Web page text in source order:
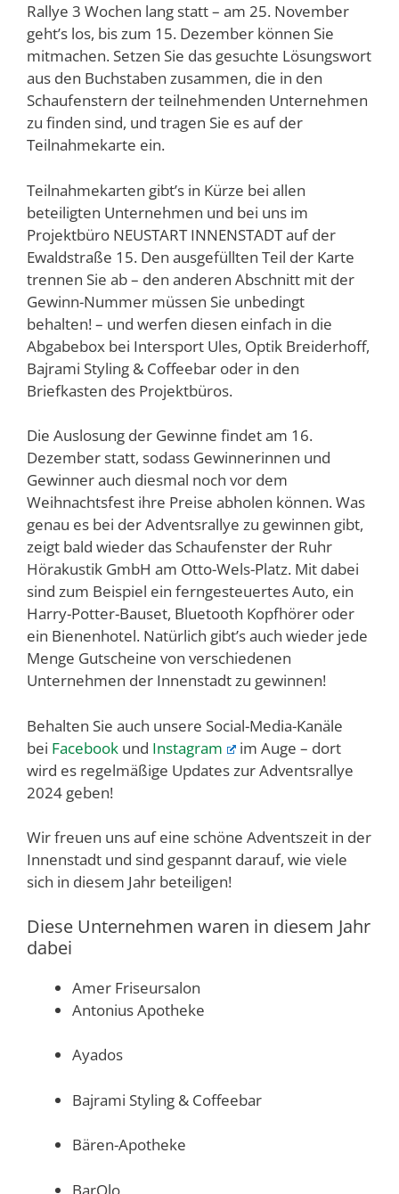
Rallye 3 Wochen lang statt – am 25. November
geht’s los, bis zum 15. Dezember können Sie
mitmachen. Setzen Sie das gesuchte Lösungswort
aus den Buchstaben zusammen, die in den
Schaufenstern der teilnehmenden Unternehmen
zu finden sind, und tragen Sie es auf der
Teilnahmekarte ein.
Teilnahmekarten gibt’s in Kürze bei allen
beteiligten Unternehmen und bei uns im
Projektbüro NEUSTART INNENSTADT auf der
Ewaldstraße 15. Den ausgefüllten Teil der Karte
trennen Sie ab – den anderen Abschnitt mit der
Gewinn-Nummer müssen Sie unbedingt
behalten! – und werfen diesen einfach in die
Abgabebox bei Intersport Ules, Optik Breiderhoff,
Bajrami Styling & Coffeebar oder in den
Briefkasten des Projektbüros.
Die Auslosung der Gewinne findet am 16.
Dezember statt, sodass Gewinnerinnen und
Gewinner auch diesmal noch vor dem
Weihnachtsfest ihre Preise abholen können. Was
genau es bei der Adventsrallye zu gewinnen gibt,
zeigt bald wieder das Schaufenster der Ruhr
Hörakustik GmbH am Otto-Wels-Platz. Mit dabei
sind zum Beispiel ein ferngesteuertes Auto, ein
Harry-Potter-Bauset, Bluetooth Kopfhörer oder
ein Bienenhotel. Natürlich gibt’s auch wieder jede
Menge Gutscheine von verschiedenen
Unternehmen der Innenstadt zu gewinnen!
Behalten Sie auch unsere Social-Media-Kanäle
bei Facebook und Instagram
im Auge – dort
wird es regelmäßige Updates zur Adventsrallye
2024 geben!
Wir freuen uns auf eine schöne Adventszeit in der
Innenstadt und sind gespannt darauf, wie viele
sich in diesem Jahr beteiligen!
Diese Unternehmen waren in diesem Jahr
dabei
Amer Friseursalon
Antonius Apotheke
Ayados
Bajrami Styling & Coffeebar
Bären-Apotheke
BarOlo